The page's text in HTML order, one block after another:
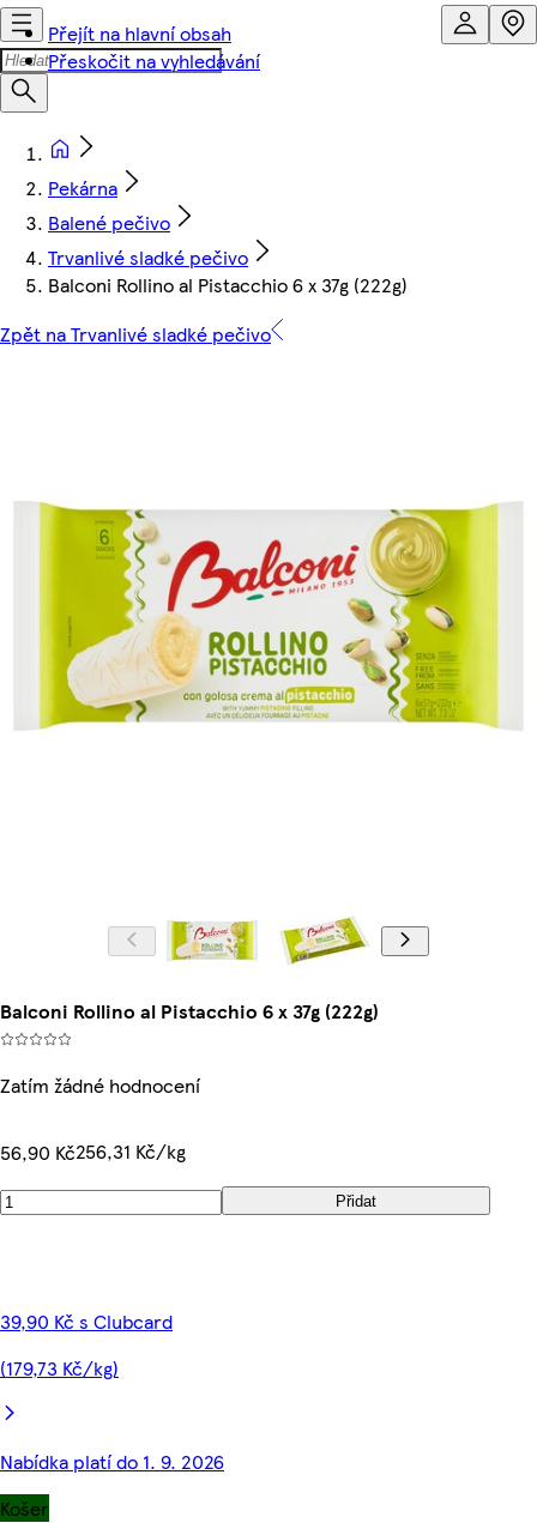
Přejít na hlavní obsah
Přeskočit na vyhledávání
Pekárna
Balené pečivo
Trvanlivé sladké pečivo
Balconi Rollino al Pistacchio 6 x 37g (222g)
Zpět na Trvanlivé sladké pečivo
Balconi Rollino al Pistacchio 6 x 37g (222g)
Zatím žádné hodnocení
56,90 Kč256,31 Kč/kg
Přidat
39,90 Kč s Clubcard
(179,73 Kč/kg)
Nabídka platí do 1. 9. 2026
Košer